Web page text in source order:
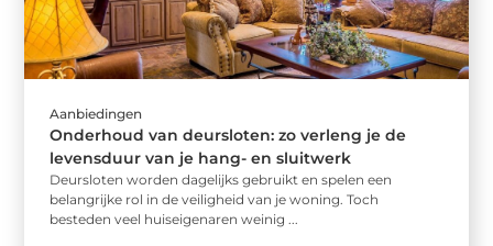
Aanbiedingen
Onderhoud van deursloten: zo verleng je de
levensduur van je hang- en sluitwerk
Deursloten worden dagelijks gebruikt en spelen een
belangrijke rol in de veiligheid van je woning. Toch
besteden veel huiseigenaren weinig ...